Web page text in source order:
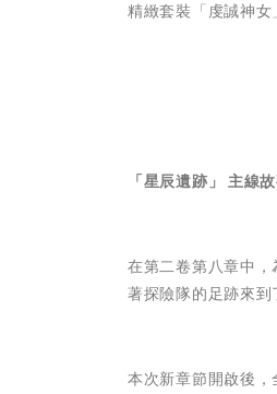
精緻套裝「虔誠神女
「星辰遺跡」 主線
在第二卷第八章中
著探險隊的足跡來
本次新章節開啟後